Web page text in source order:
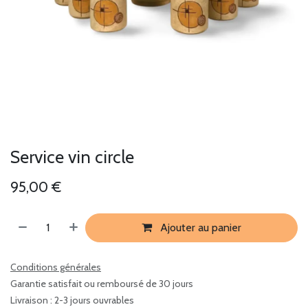
Service vin circle
95,00 €
Ajouter au panier
Conditions générales
Garantie satisfait ou remboursé de 30 jours
Livraison : 2-3 jours ouvrables